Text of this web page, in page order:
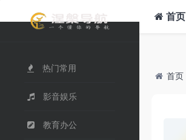
热门常用
影音娱乐
教育办公
首页
首页